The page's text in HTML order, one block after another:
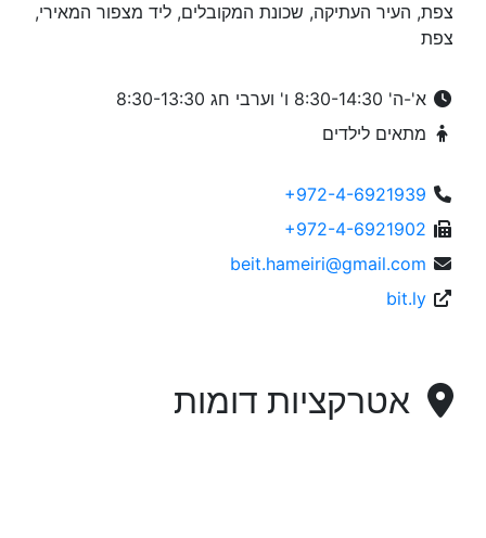
צפת, העיר העתיקה, שכונת המקובלים, ליד מצפור המאירי,
צפת
א'-ה' 8:30-14:30 ו' וערבי חג 8:30-13:30
מתאים לילדים
+972-4-6921939
+972-4-6921902
beit.hameiri@gmail.com
bit.ly
אטרקציות דומות